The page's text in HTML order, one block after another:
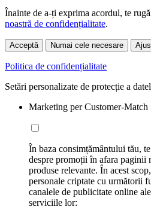
Înainte de a-ți exprima acordul, te
noastră de confidențialitate.
Acceptă Numai cele necesare
Politica de confidențialitate
Setări personalizate de protecție a
Marketing per Customer-Match
În baza consimțământului tău,
despre promoții în afara paginii
produse relevante. În acest
personale criptate cu următorii
canalele de publicitate online
serviciile lor: